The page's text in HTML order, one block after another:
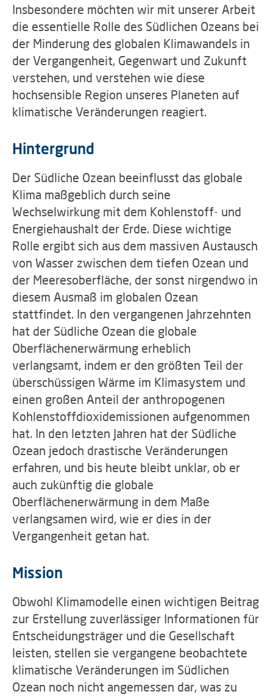
Insbesondere möchten wir mit unserer Arbeit
die essentielle Rolle des Südlichen Ozeans bei
der Minderung des globalen Klimawandels in
der Vergangenheit, Gegenwart und Zukunft
verstehen, und verstehen wie diese
hochsensible Region unseres Planeten auf
klimatische Veränderungen reagiert.
Hintergrund
Der Südliche Ozean beeinflusst das globale
Klima maßgeblich durch seine
Wechselwirkung mit dem Kohlenstoff- und
Energiehaushalt der Erde. Diese wichtige
Rolle ergibt sich aus dem massiven Austausch
von Wasser zwischen dem tiefen Ozean und
der Meeresoberfläche, der sonst nirgendwo in
diesem Ausmaß im globalen Ozean
stattfindet. In den vergangenen Jahrzehnten
hat der Südliche Ozean die globale
Oberflächenerwärmung erheblich
verlangsamt, indem er den größten Teil der
überschüssigen Wärme im Klimasystem und
einen großen Anteil der anthropogenen
Kohlenstoffdioxidemissionen aufgenommen
hat. In den letzten Jahren hat der Südliche
Ozean jedoch drastische Veränderungen
erfahren, und bis heute bleibt unklar, ob er
auch zukünftig die globale
Oberflächenerwärmung in dem Maße
verlangsamen wird, wie er dies in der
Vergangenheit getan hat.
Mission
Obwohl Klimamodelle einen wichtigen Beitrag
zur Erstellung zuverlässiger Informationen für
Entscheidungsträger und die Gesellschaft
leisten, stellen sie vergangene beobachtete
klimatische Veränderungen im Südlichen
Ozean noch nicht angemessen dar, was zu